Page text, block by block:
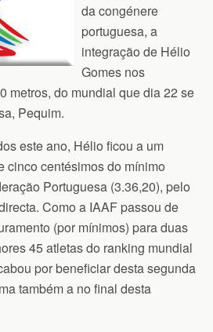
da congénere
portuguesa, a
integração de Hélio
Gomes nos
metros, do mundial que dia 22 se
Pequim.
este ano, Hélio ficou a um
cinco centésimos do mínimo
Portuguesa (3.36,20), pelo
Como a IAAF passou de
(por mínimos) para duas
45 atletas do ranking mundial
por beneficiar desta segunda
também a no final desta